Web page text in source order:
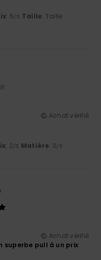
: 5/5 Taille: Taille
Achat vérifié
: 2/5 Matière: 3/5
Achat vérifié
superbe pull à un prix